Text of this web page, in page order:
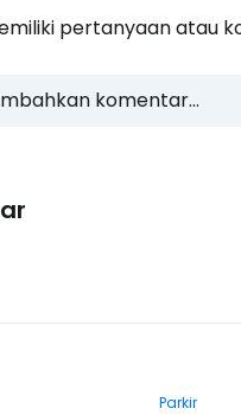
pertanyaan atau
komentar...
Parkir